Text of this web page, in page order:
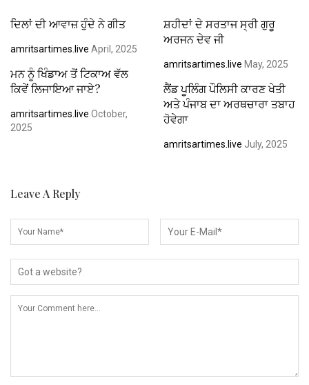
ਦਿਲਾਂ ਦੀ ਆਵਾਜ਼ ਹੁੰਦੇ ਨੇ ਗੀਤ
amritsartimes.live April, 2025
ਸ਼ਹੀਦਾਂ ਦੇ ਸਰਤਾਜ ਸ੍ਰੀ ਗੁਰੂ
ਅਰਜਨ ਦੇਵ ਜੀ
amritsartimes.live May, 2025
ਮਨ ਨੂੰ ਖਿੰਡਾਅ ਤੋਂ ਟਿਕਾਅ ਵੱਲ
ਕਿਵੇਂ ਲਿਜਾਇਆ ਜਾਏ?
amritsartimes.live October,
2025
ਲੈਂਡ ਪੂਲਿੰਗ ਪੌਲਿਸੀ ਕਾਰਣ ਖੇਤੀ
ਅਤੇ ਪੰਜਾਬ ਦਾ ਅਰਥਚਾਰਾ ਤਬਾਹ
ਹੋਵੇਗਾ
amritsartimes.live July, 2025
Leave A Reply